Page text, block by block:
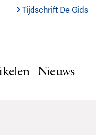
Tijdschrift De Gids
Nieuws